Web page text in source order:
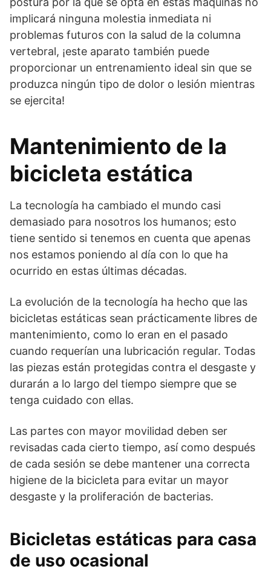
implicará ninguna molestia inmediata ni
problemas futuros con la salud de la columna
vertebral, ¡este aparato también puede
proporcionar un entrenamiento ideal sin que se
produzca ningún tipo de dolor o lesión mientras
se ejercita!
Mantenimiento de la
bicicleta estática
La tecnología ha cambiado el mundo casi
demasiado para nosotros los humanos; esto
tiene sentido si tenemos en cuenta que apenas
nos estamos poniendo al día con lo que ha
ocurrido en estas últimas décadas.
La evolución de la tecnología ha hecho que las
bicicletas estáticas sean prácticamente libres de
mantenimiento, como lo eran en el pasado
cuando requerían una lubricación regular. Todas
las piezas están protegidas contra el desgaste y
durarán a lo largo del tiempo siempre que se
tenga cuidado con ellas.
Las partes con mayor movilidad deben ser
revisadas cada cierto tiempo, así como después
de cada sesión se debe mantener una correcta
higiene de la bicicleta para evitar un mayor
desgaste y la proliferación de bacterias.
Bicicletas estáticas para casa
de uso ocasional